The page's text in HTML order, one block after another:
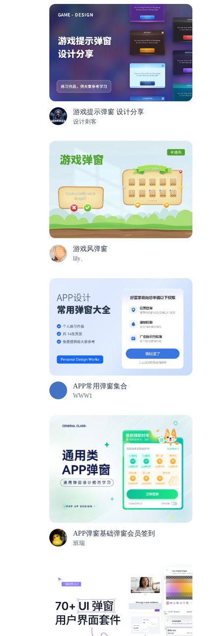
游戏提示弹窗 设计分享
设计刺客
游戏风弹窗
lily、
APP常用弹窗集合
WWW1
APP弹窗基础弹窗会员签到
班瑞